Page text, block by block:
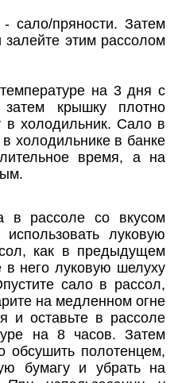
сало/пряности. Затем
залейте этим рассолом
на 3 дня с
затем крышку плотно
в холодильник. Сало в
холодильнике в банке
время, а на
в рассоле со вкусом
луковую
как в предыдущем
в него луковую шелуху
сало в рассол,
на медленном огне
и оставьте в рассоле
на 8 часов. Затем
обсушить полотенцем,
бумагу и убрать на